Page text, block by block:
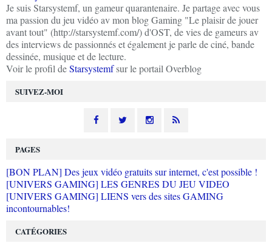
SUIVEZ-MOI
Je suis Starsystemf, un gameur quarantenaire. Je partage avec vous
ma passion du jeu vidéo av mon blog Gaming "Le plaisir de jouer
avant tout" (http://starsystemf.com/) d'OST, de vies de gameurs av
des interviews de passionnés et également je parle de ciné, bande
dessinée, musique et de lecture.
Voir le profil deStarsystemfsur le portail Overblog
PAGES
[BON PLAN] Des jeux vidéo gratuits sur internet, c'est possible !
[UNIVERS GAMING] LES GENRES DU JEU VIDEO
[UNIVERS GAMING] LIENS vers des sites GAMING
incontournables!
CATÉGORIES